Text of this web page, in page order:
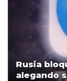
Rusia
alegando